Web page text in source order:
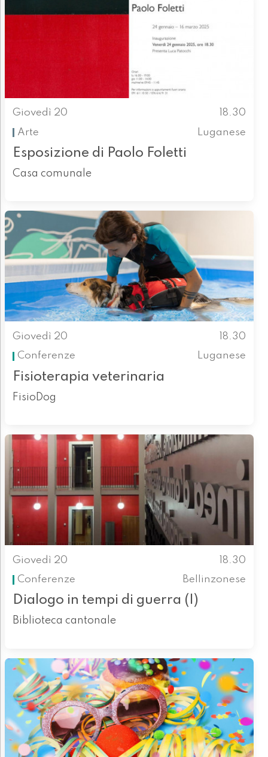
Giovedì 20
18.30
Arte
Luganese
Esposizione di Paolo Foletti
Casa comunale
Giovedì 20
18.30
Conferenze
Luganese
Fisioterapia veterinaria
FisioDog
Giovedì 20
18.30
Conferenze
Bellinzonese
Dialogo in tempi di guerra (I)
Biblioteca cantonale